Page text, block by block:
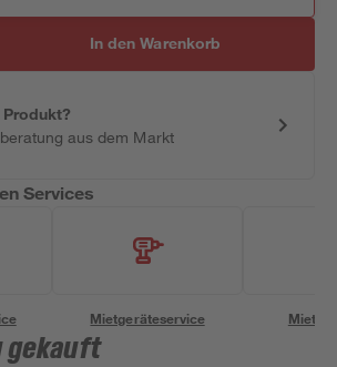
In den Warenkorb
Produkt?
aus dem Markt
Services
Mietgeräteservice
gekauft